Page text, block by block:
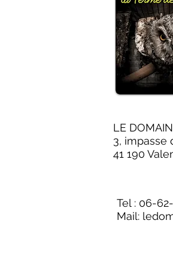
LE
3, impasse
41 190
Tel : 06-
Mail: